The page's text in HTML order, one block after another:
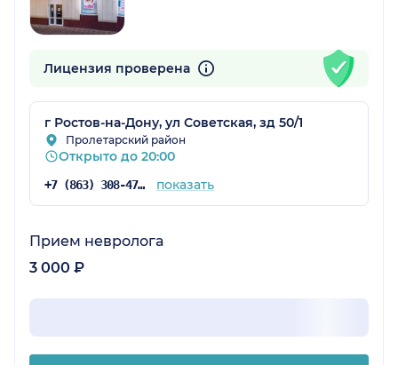
Лицензия проверена
г Ростов-на-Дону, ул Советская, зд 50/1
Пролетарский район
Открыто до 20:00
+7 (863) 308-47-42 показать
Прием невролога
3 000 ₽